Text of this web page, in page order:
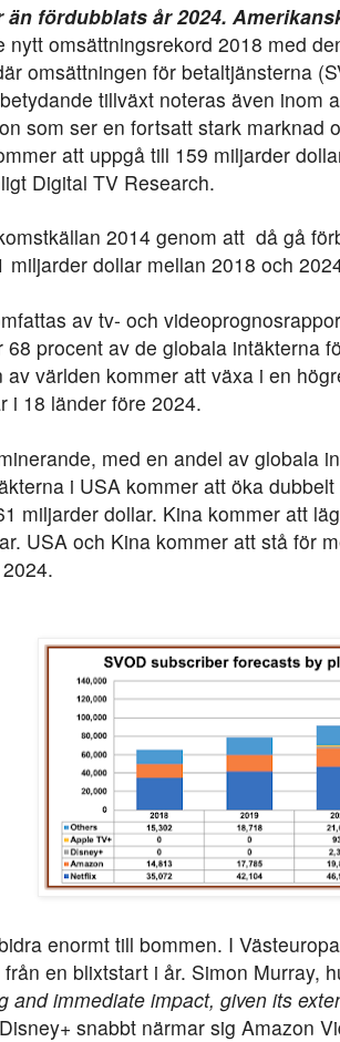
fördubblats år 2024.
nytt omsättningsrekord 2018 med
omsättningen för betaltjänsterna
tillväxt noteras även inom
som ser en fortsatt stark marknad
att uppgå till 159 miljarder
Digital TV Research.
2014 genom att då gå
miljarder dollar mellan 2018 och
av tv- och
procent av de globala intäkterna
världen kommer att växa i en
i 18 länder före 2024.
med en andel av globala
i USA kommer att öka
miljarder dollar. Kina kommer att
USA och Kina kommer att stå för
enormt till bommen. I
en blixtstart i år. Simon Murray,
and immediate impact, given its
snabbt närmar sig Amazon